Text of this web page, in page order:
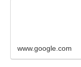
www.google.com